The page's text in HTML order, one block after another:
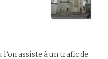
assiste à un trafic de